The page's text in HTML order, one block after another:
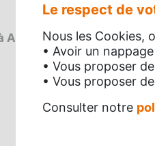
est également
Le respect de
Nous les Cookies,
• Avoir un
• Vous proposer
• Vous proposer
Consulter notre